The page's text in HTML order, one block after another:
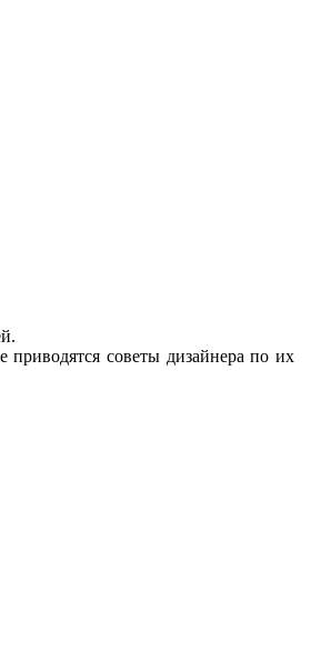
советы дизайнера по их